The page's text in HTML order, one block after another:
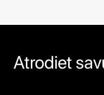
Atrodiet